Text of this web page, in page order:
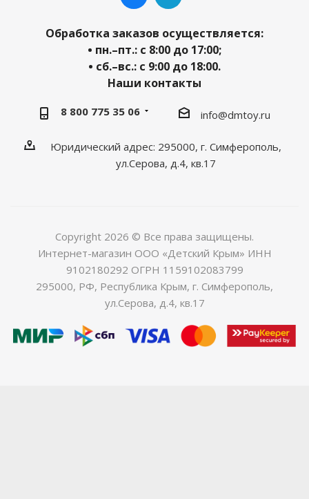
Обработка заказов осуществляется:
• пн.–пт.: с 8:00 до 17:00;
• сб.–вс.: с 9:00 до 18:00.
Наши контакты
8 800 775 35 06 info@dmtoy.ru
Юридический адрес: 295000, г. Симферополь,
ул.Серова, д.4, кв.17
Copyright 2026 © Все права защищены.
Интернет-магазин ООО «Детский Крым» ИНН
9102180292 ОГРН 1159102083799
295000, РФ, Республика Крым, г. Симферополь,
ул.Серова, д.4, кв.17